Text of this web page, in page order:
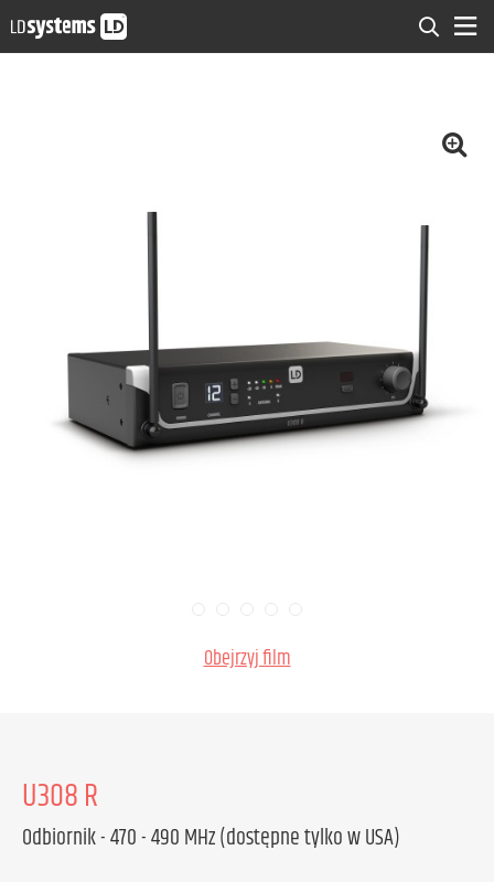
Obejrzyj film
U308 R
Odbiornik - 470 - 490 MHz (dostępne tylko w USA)